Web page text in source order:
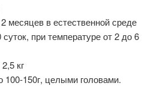
месяцев в естественной среде
суток, при температуре от 2 до 6
2,5 кг
100-150г, целыми головами.